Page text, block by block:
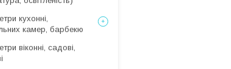
кухонні,
камер, барбекю
віконні, садові,